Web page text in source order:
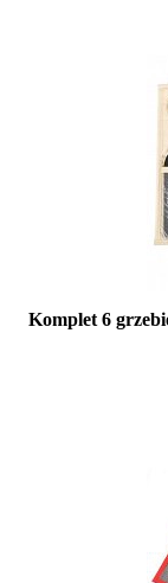
Komplet 6